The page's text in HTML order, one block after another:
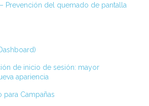
Prevención del quemado de pantalla
de inicio de sesión: mayor
apariencia
para Campañas